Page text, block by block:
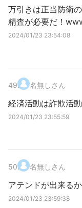
万引きは正当防衛
精査が必要だ！
2024/01/23 23:54:08
49. 名無しさん
経済活動は詐欺活
2024/01/23 23:55:59
50. 名無しさん
アテンドが出来る
2024/01/23 23:59:38